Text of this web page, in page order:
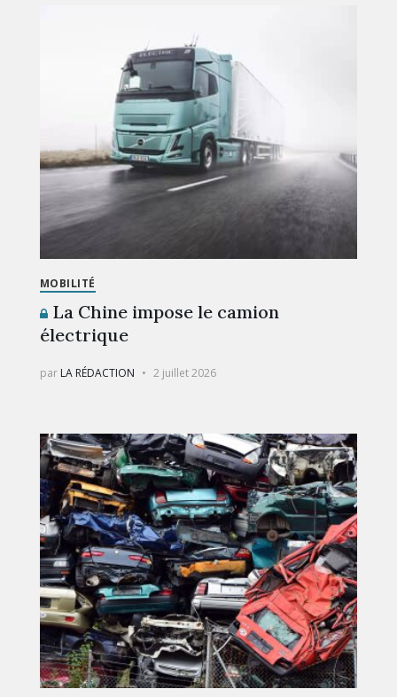
MOBILITÉ
La Chine impose le camion
électrique
par LA RÉDACTION 2 juillet 2026